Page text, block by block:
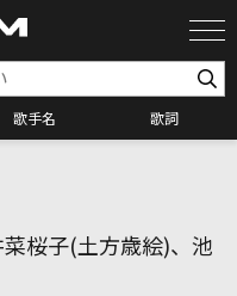
歌手名 歌詞
索
桜子(土方歳絵)、池